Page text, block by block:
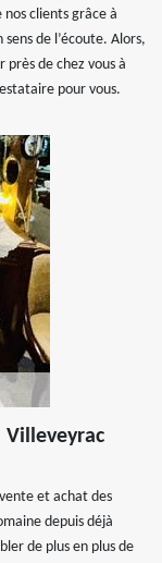
clients grâce à
de l’écoute. Alors,
près de chez vous à
pour vous.
et achat des
depuis déjà
de plus en plus de